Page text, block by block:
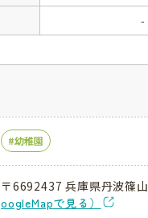
-
幼稚園
〒6692437 兵庫県丹波篠
oogleMapで見る）